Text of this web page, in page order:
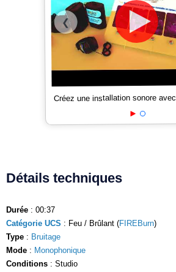
❮
Créez une installation sonore avec
Détails techniques
Durée : 00:37
Catégorie UCS : Feu / Brûlant (FIREBurn)
Type : Bruitage
Mode : Monophonique
Conditions : Studio